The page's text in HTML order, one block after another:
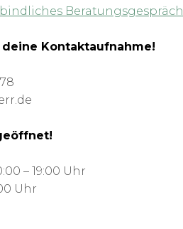
Beratungsgespräch
Kontaktaufnahme!
– 19:00 Uhr
Uhr